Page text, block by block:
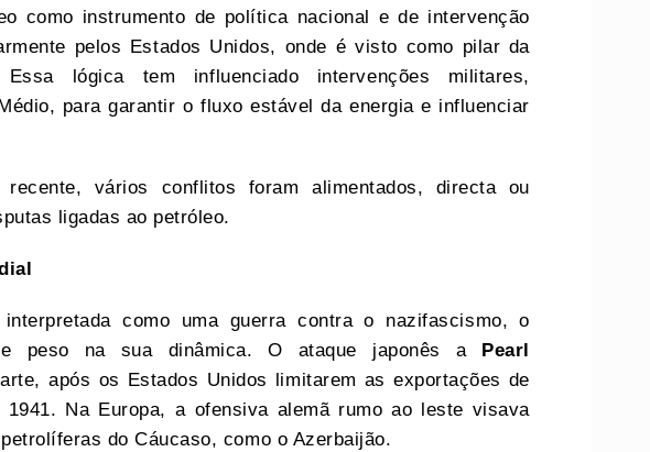
como instrumento de política nacional e de intervenção
pelos Estados Unidos, onde é visto como pilar da
Essa lógica tem influenciado intervenções militares,
para garantir o fluxo estável da energia e influenciar
vários conflitos foram alimentados, directa ou
ligadas ao petróleo.
interpretada como uma guerra contra o nazifascismo, o
peso na sua dinâmica. O ataque japonês a Pearl
após os Estados Unidos limitarem as exportações de
1941. Na Europa, a ofensiva alemã rumo ao leste visava
do Cáucaso, como o Azerbaijão.